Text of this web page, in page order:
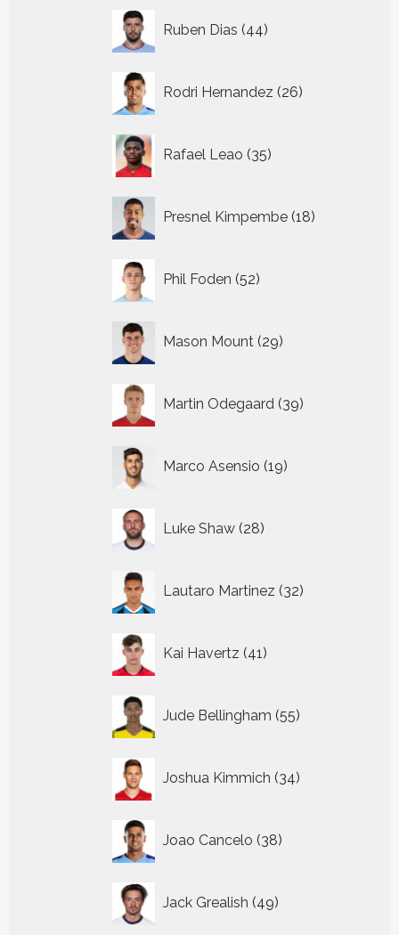
Ruben Dias 44
producten
Rodri Hernandez 26
producten
Rafael Leao 35
producten
Presnel Kimpembe 18
producten
Phil Foden 52
producten
Mason Mount 29
producten
Martin Odegaard 39
producten
Marco Asensio 19
producten
Luke Shaw 28
producten
Lautaro Martinez 32
producten
Kai Havertz 41
producten
Jude Bellingham 55
producten
Joshua Kimmich 34
producten
Joao Cancelo 38
producten
Jack Grealish 49
producten